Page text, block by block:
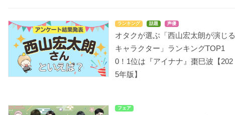
ランキング 話題 声優
オタクが選ぶ「西山宏太朗が演じる
キャラクター」ランキングTOP1
0！1位は『アイナナ』棗巳波【202
5年版】
フェア